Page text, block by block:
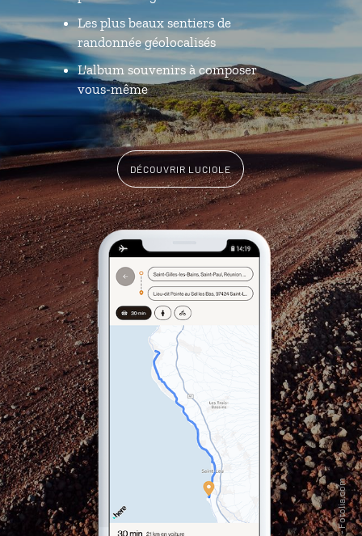
Les plus beaux sentiers de
randonnée géolocalisés
L'album souvenirs à composer
vous-même
DÉCOUVRIR LUCIOLE